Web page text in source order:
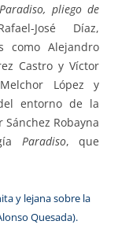
Paradiso, pliego de
José Díaz,
como Alejandro
Castro y Víctor
López y
entorno de la
Robayna
Paradiso, que
y lejana sobre la
Quesada).